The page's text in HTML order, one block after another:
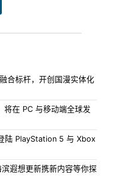
合标杆，开创国漫实体化
将在 PC 与移动端全球发
陆 PlayStation 5 与 Xbox
遐想更新携新内容等你探